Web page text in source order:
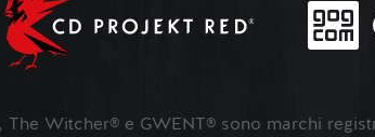
The Witcher® e GWENT® sono marchi